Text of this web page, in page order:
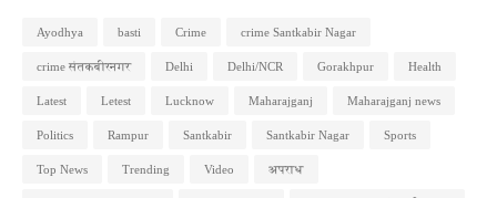
Ayodhya basti Crime crime Santkabir Nagar
crime संतकबीरनगर Delhi Delhi/NCR Gorakhpur Health
Latest Letest Lucknow Maharajganj Maharajganj news
Politics Rampur Santkabir Santkabir Nagar Sports
Top News Trending Video अपराध